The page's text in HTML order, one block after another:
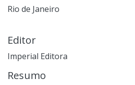
Rio de Janeiro
Editor
Imperial Editora
Resumo